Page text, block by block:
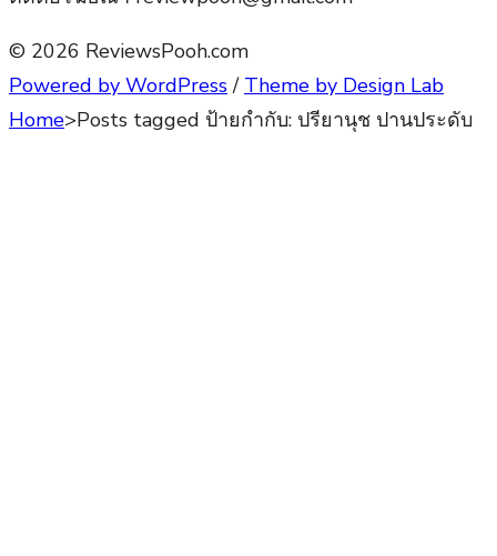
© 2026 ReviewsPooh.com
Powered by WordPress / Theme by Design Lab
Home>Posts tagged ป้ายกำกับ: ปรียานุช ปานประดับ